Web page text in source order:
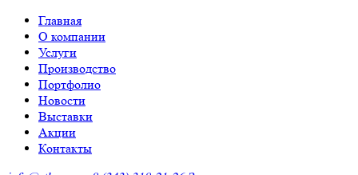
Главная
О компании
Услуги
Производство
Портфолио
Новости
Выставки
Акции
Контакты